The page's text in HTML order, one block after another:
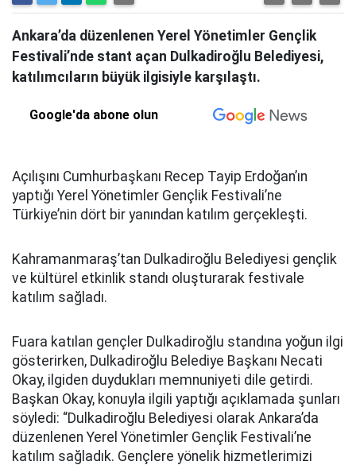
Ankara’da düzenlenen Yerel Yönetimler Gençlik
Festivali’nde stant açan Dulkadiroğlu Belediyesi,
katılımcıların büyük ilgisiyle karşılaştı.
Google'da abone olun
Açılışını Cumhurbaşkanı Recep Tayip Erdoğan’ın
yaptığı Yerel Yönetimler Gençlik Festivali’ne
Türkiye’nin dört bir yanından katılım gerçekleşti.
Kahramanmaraş’tan Dulkadiroğlu Belediyesi gençlik
ve kültürel etkinlik standı oluşturarak festivale
katılım sağladı.
Fuara katılan gençler Dulkadiroğlu standına yoğun ilgi
gösterirken, Dulkadiroğlu Belediye Başkanı Necati
Okay, ilgiden duydukları memnuniyeti dile getirdi.
Başkan Okay, konuyla ilgili yaptığı açıklamada şunları
söyledi: “Dulkadiroğlu Belediyesi olarak Ankara’da
düzenlenen Yerel Yönetimler Gençlik Festivali’ne
katılım sağladık. Gençlere yönelik hizmetlerimizi